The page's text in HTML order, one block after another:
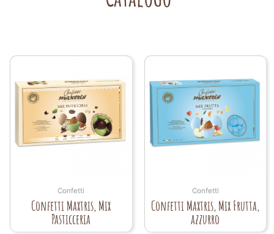
Confetti
Confetti Maxtris, Mix
Pasticceria
Confetti
Confetti Maxtris, Mix Frutta,
azzurro